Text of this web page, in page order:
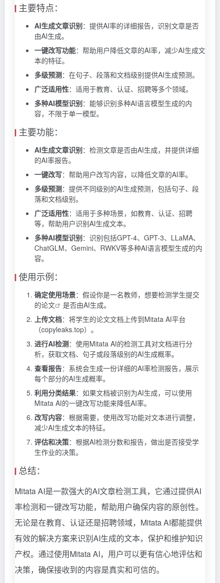
主要特点：
AI生成文章识别：提供AI率的详细报告，识别文章是否
由AI生成。
一键改写功能：帮助用户降低文章的AI率，减少AI生成文
本的特征。
多级预测：在句子、段落和文档级别提供AI生成预测。
广泛适用性：适用于教育、认证、招聘等多个领域。
多种AI模型识别：能够识别多种AI语言模型生成的内
容，不限于单一模型。
主要功能：
AI生成文章识别：检测文章是否由AI生成，并提供详细
的AI率报告。
一键改写：帮助用户改写内容，以降低文章的AI率。
多级预测：提供不同级别的AI生成预测，包括句子、段
落和文档级别。
广泛适用性：适用于多种场景，如教育、认证、招聘
等，帮助用户识别AI生成文本。
多种AI模型识别：识别包括GPT-4、GPT-3、LLaMA、
ChatGLM、Gemini、RWKV等多种AI语言模型生成的内
容。
使用示例：
确定使用场景：假设你是一名教师，想要检测学生提交
的论文
是否由AI生成。
上传文档：将学生的论文文档上传到Mitata AI平台
（copyleaks.top）。
进行AI检测：使用Mitata AI的检测工具对文档进行分
析，获取文档、句子或段落级别的AI生成概率。
查看报告：系统会生成一份详细的AI率检测报告，展示
每个部分的AI生成概率。
利用分类结果：如果文档被识别为AI生成，可以使用
Mitata AI的一键改写功能来降低AI率。
改写内容：根据需要，使用改写功能对文本进行调整，
减少AI生成文本的特征。
评估和决策：根据AI检测分数和报告，做出是否接受学
生作业的决策。
总结：
Mitata AI是一款强大的AI文章检测工具，它通过提供AI
率检测和一键改写功能，帮助用户确保内容的原创性。
无论是在教育、认证还是招聘领域，Mitata AI都能提供
有效的解决方案来识别AI生成的文本，保护和维护知识
产权。通过使用Mitata AI，用户可以更有信心地评估和
决策，确保接收到的内容是真实和可信的。